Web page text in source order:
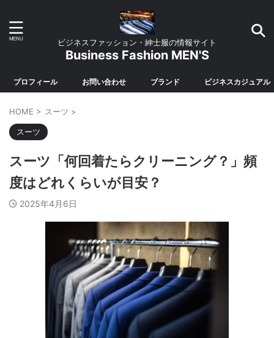
ビジネスファッション・紳士服の情報サイト
Business Fashion MEN'S
プロフィール お問い合わせ ブランド ビジネスカジュアル
HOME > スーツ >
スーツ
スーツ「何回着たらクリーニング？」頻
度はどれくらいが目安？
2025年4月6日